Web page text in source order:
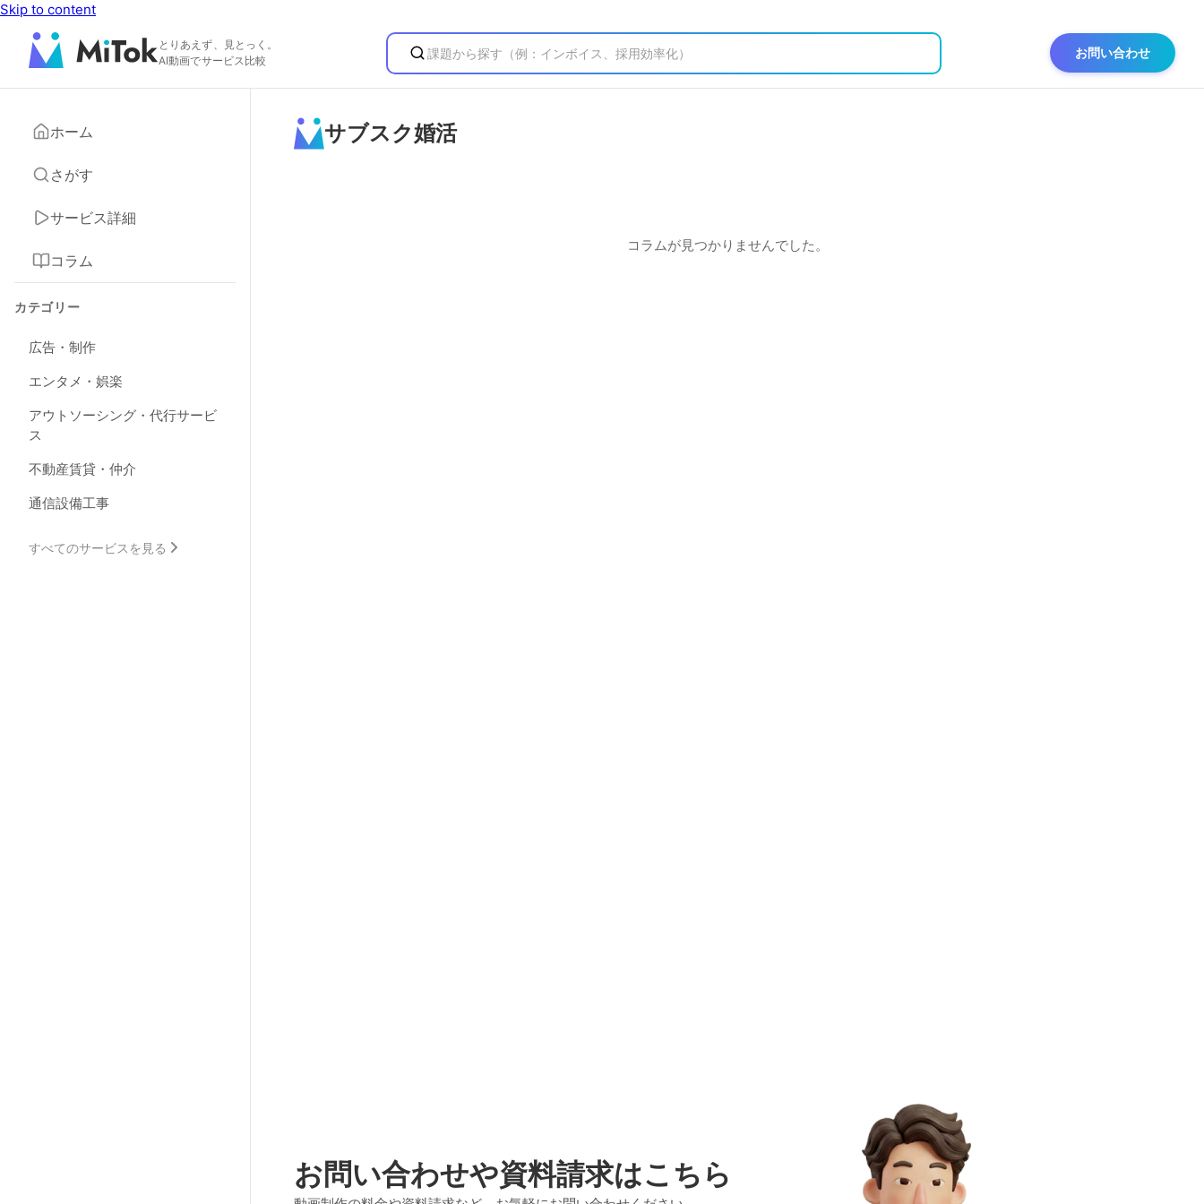
Skip to content
とりあえず、見とっく。
AI動画でサービス比較
お問い合わせ
ホーム
さがす
サービス詳細
コラム
カテゴリー
広告・制作
エンタメ・娯楽
アウトソーシング・代行サービ
ス
不動産賃貸・仲介
通信設備工事
すべてのサービスを見る
サブスク婚活
コラムが見つかりませんでした。
お問い合わせや資料請求はこちら